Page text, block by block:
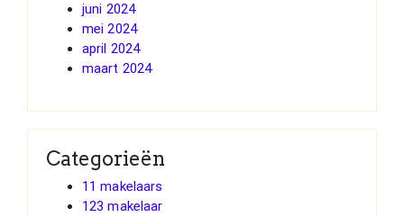
juni 2024
mei 2024
april 2024
maart 2024
Categorieën
11 makelaars
123 makelaar